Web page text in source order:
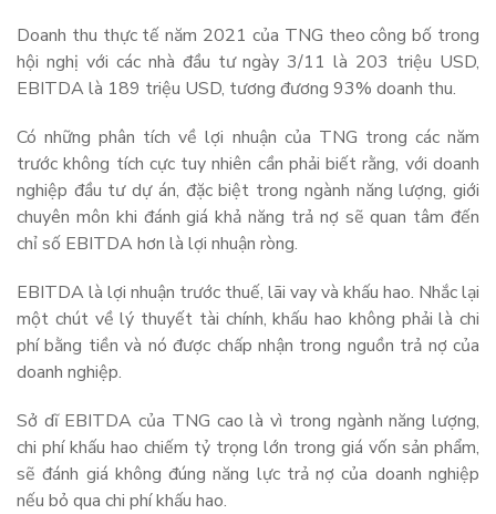
Doanh thu thực tế năm 2021 của TNG theo công bố trong
hội nghị với các nhà đầu tư ngày 3/11 là 203 triệu USD,
EBITDA là 189 triệu USD, tương đương 93% doanh thu.
Có những phân tích về lợi nhuận của TNG trong các năm
trước không tích cực tuy nhiên cần phải biết rằng, với doanh
nghiệp đầu tư dự án, đặc biệt trong ngành năng lượng, giới
chuyên môn khi đánh giá khả năng trả nợ sẽ quan tâm đến
chỉ số EBITDA hơn là lợi nhuận ròng.
EBITDA là lợi nhuận trước thuế, lãi vay và khấu hao. Nhắc lại
một chút về lý thuyết tài chính, khấu hao không phải là chi
phí bằng tiền và nó được chấp nhận trong nguồn trả nợ của
doanh nghiệp.
Sở dĩ EBITDA của TNG cao là vì trong ngành năng lượng,
chi phí khấu hao chiếm tỷ trọng lớn trong giá vốn sản phẩm,
sẽ đánh giá không đúng năng lực trả nợ của doanh nghiệp
nếu bỏ qua chi phí khấu hao.